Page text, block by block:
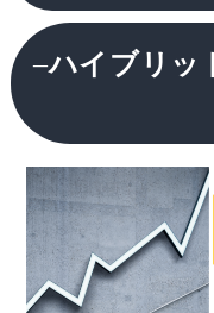
–ハイブリッ